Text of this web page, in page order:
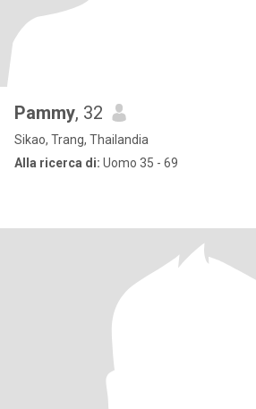
Pammy, 32
Sikao, Trang, Thailandia
Alla ricerca di: Uomo 35 - 69